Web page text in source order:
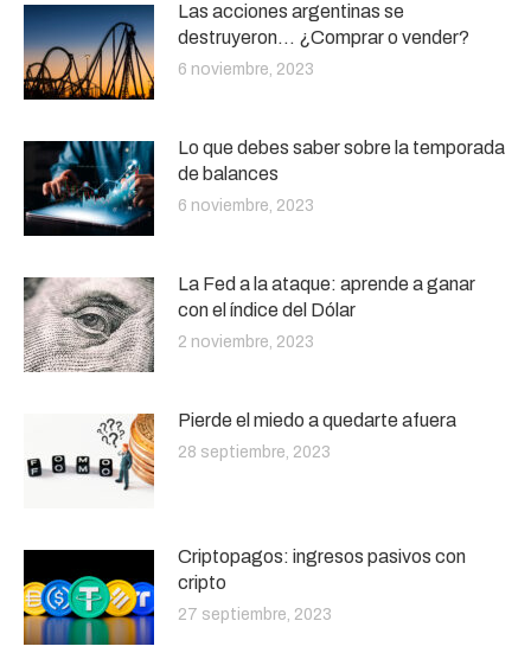
Las acciones argentinas se
destruyeron… ¿Comprar o vender?
6 noviembre, 2023
Lo que debes saber sobre la temporada
de balances
6 noviembre, 2023
La Fed a la ataque: aprende a ganar
con el índice del Dólar
2 noviembre, 2023
Pierde el miedo a quedarte afuera
28 septiembre, 2023
Criptopagos: ingresos pasivos con
cripto
27 septiembre, 2023